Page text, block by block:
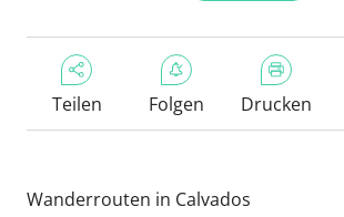
Teilen Folgen Drucken
Wanderrouten in Calvados